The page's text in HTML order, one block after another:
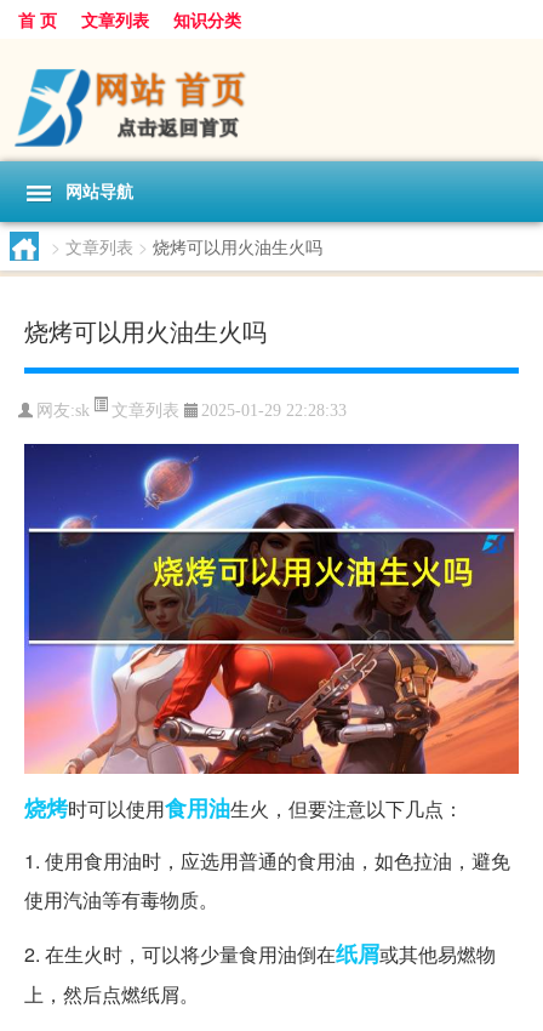
首 页 文章列表 知识分类
网站导航
> 文章列表 > 烧烤可以用火油生火吗
烧烤可以用火油生火吗
网友:sk 文章列表 2025-01-29 22:28:33
烧烤时可以使用食用油生火，但要注意以下几点：
1. 使用食用油时，应选用普通的食用油，如色拉油，避免
使用汽油等有毒物质。
2. 在生火时，可以将少量食用油倒在纸屑或其他易燃物
上，然后点燃纸屑。